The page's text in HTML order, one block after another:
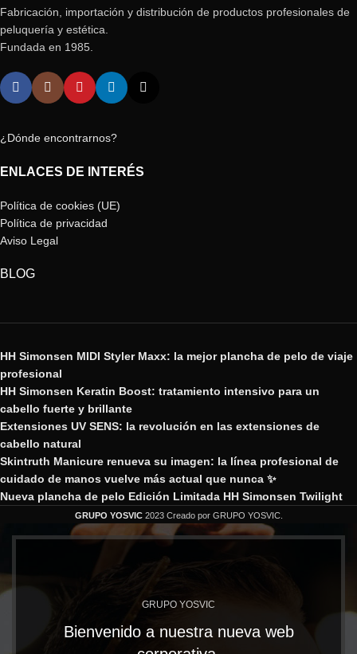
Fabricación, importación y distribución de productos profesionales de
peluquería y estética.
Fundada en 1985.
¿Dónde encontrarnos?
ENLACES DE INTERÉS
Política de cookies (UE)
Política de privacidad
Aviso Legal
BLOG
HH Simonsen MIDI Styler Maxx: la mejor plancha de pelo de viaje
profesional
HH Simonsen Keratin Boost: tratamiento intensivo para un
cabello fuerte y brillante
Extensiones UV SENS: la revolución en las extensiones de
cabello natural
Skintruth Manicure renueva su imagen: la línea profesional de
cuidado de manos vuelve más actual que nunca ✨
Nueva plancha de pelo Edición Limitada HH Simonsen Twilight
GRUPO YOSVIC 2023 Creado por GRUPO YOSVIC.
GRUPO YOSVIC
Bienvenido a nuestra nueva web